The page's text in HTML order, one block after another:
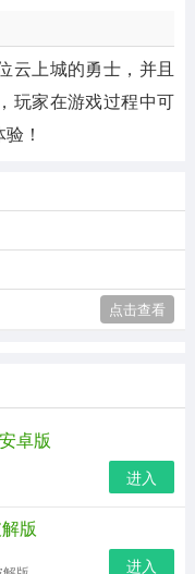
云上城的勇士，并且
玩家在游戏过程中可
！
点击查看
卓版
进入
版
进入